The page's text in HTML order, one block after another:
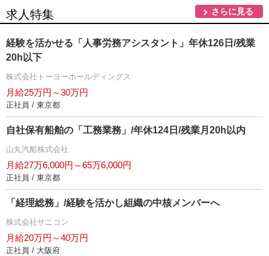
求人特集 さらに見る
経験を活かせる「人事労務アシスタント」年休126日/残業
20h以下
株式会社トーヨーホールディングス
月給25万円～30万円
正社員 / 東京都
自社保有船舶の「工務業務」/年休124日/残業月20h以内
山丸汽船株式会社
月給27万6,000円～65万6,000円
正社員 / 東京都
「経理総務」/経験を活かし組織の中核メンバーへ
株式会社サニコン
月給20万円～40万円
正社員 / 大阪府